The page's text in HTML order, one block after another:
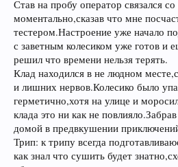
Став на пробу оператор связался
моментально,сказав что мне
тестером.Настроение уже начало
с заветным колесиком уже готов и
решил что времени нельзя терять.
Клад находился в не людном
и лишних нервов.Колесико было
герметично,хотя на улице и
клада это ни как не
домой в предвкушении
Трип: к трипу всегда
как знал что сушить будет